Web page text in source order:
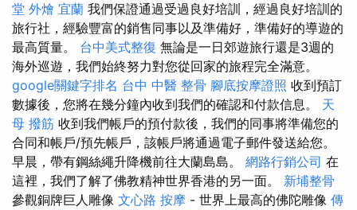
堂 外燴 宜蘭 我們保證通過受過良好培訓，經過良好培訓的
旅行社，經驗豐富的銷售同事以及準備好，準備好的導遊的
最高質量。 台中美式整復 無論是一日郊遊旅行還是3週的
海外巡遊，我們始終努力對您從回家的旅程完全滿意。
google關鍵字排名 台中 中醫 整骨 腳底按摩證照 收到預訂
數據後，您將在幾分鐘內收到我們的確認和付款信息。 天
母 撥筋 收到我們帳戶的預付款後，我們的同事將準備您的
合同和帳戶/預先帳戶，該帳戶將通過電子郵件發送給您。
早晨，帶有鋼絲繩升降機前往大蘭島島。 網路行銷公司 在
這裡，我們了解了佛教精神世界香港的另一面。 新埔整骨
參觀銅牌巨人雕像 文心路 按摩 - 世界上最高的佛陀雕像 傳